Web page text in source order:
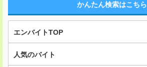
かんたん検索はこちら
エンバイトTOP
人気のバイト